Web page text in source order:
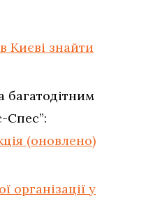
Києві знайти
багатодітним
Спес”:
(оновлено)
організації у